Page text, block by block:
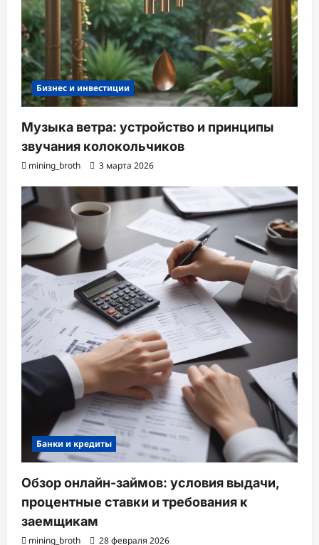
Бизнес и инвестиции
Музыка ветра: устройство и принципы
звучания колокольчиков
mining_broth 3 марта 2026
Банки и кредиты
Обзор онлайн-займов: условия выдачи,
процентные ставки и требования к
заемщикам
mining_broth 28 февраля 2026